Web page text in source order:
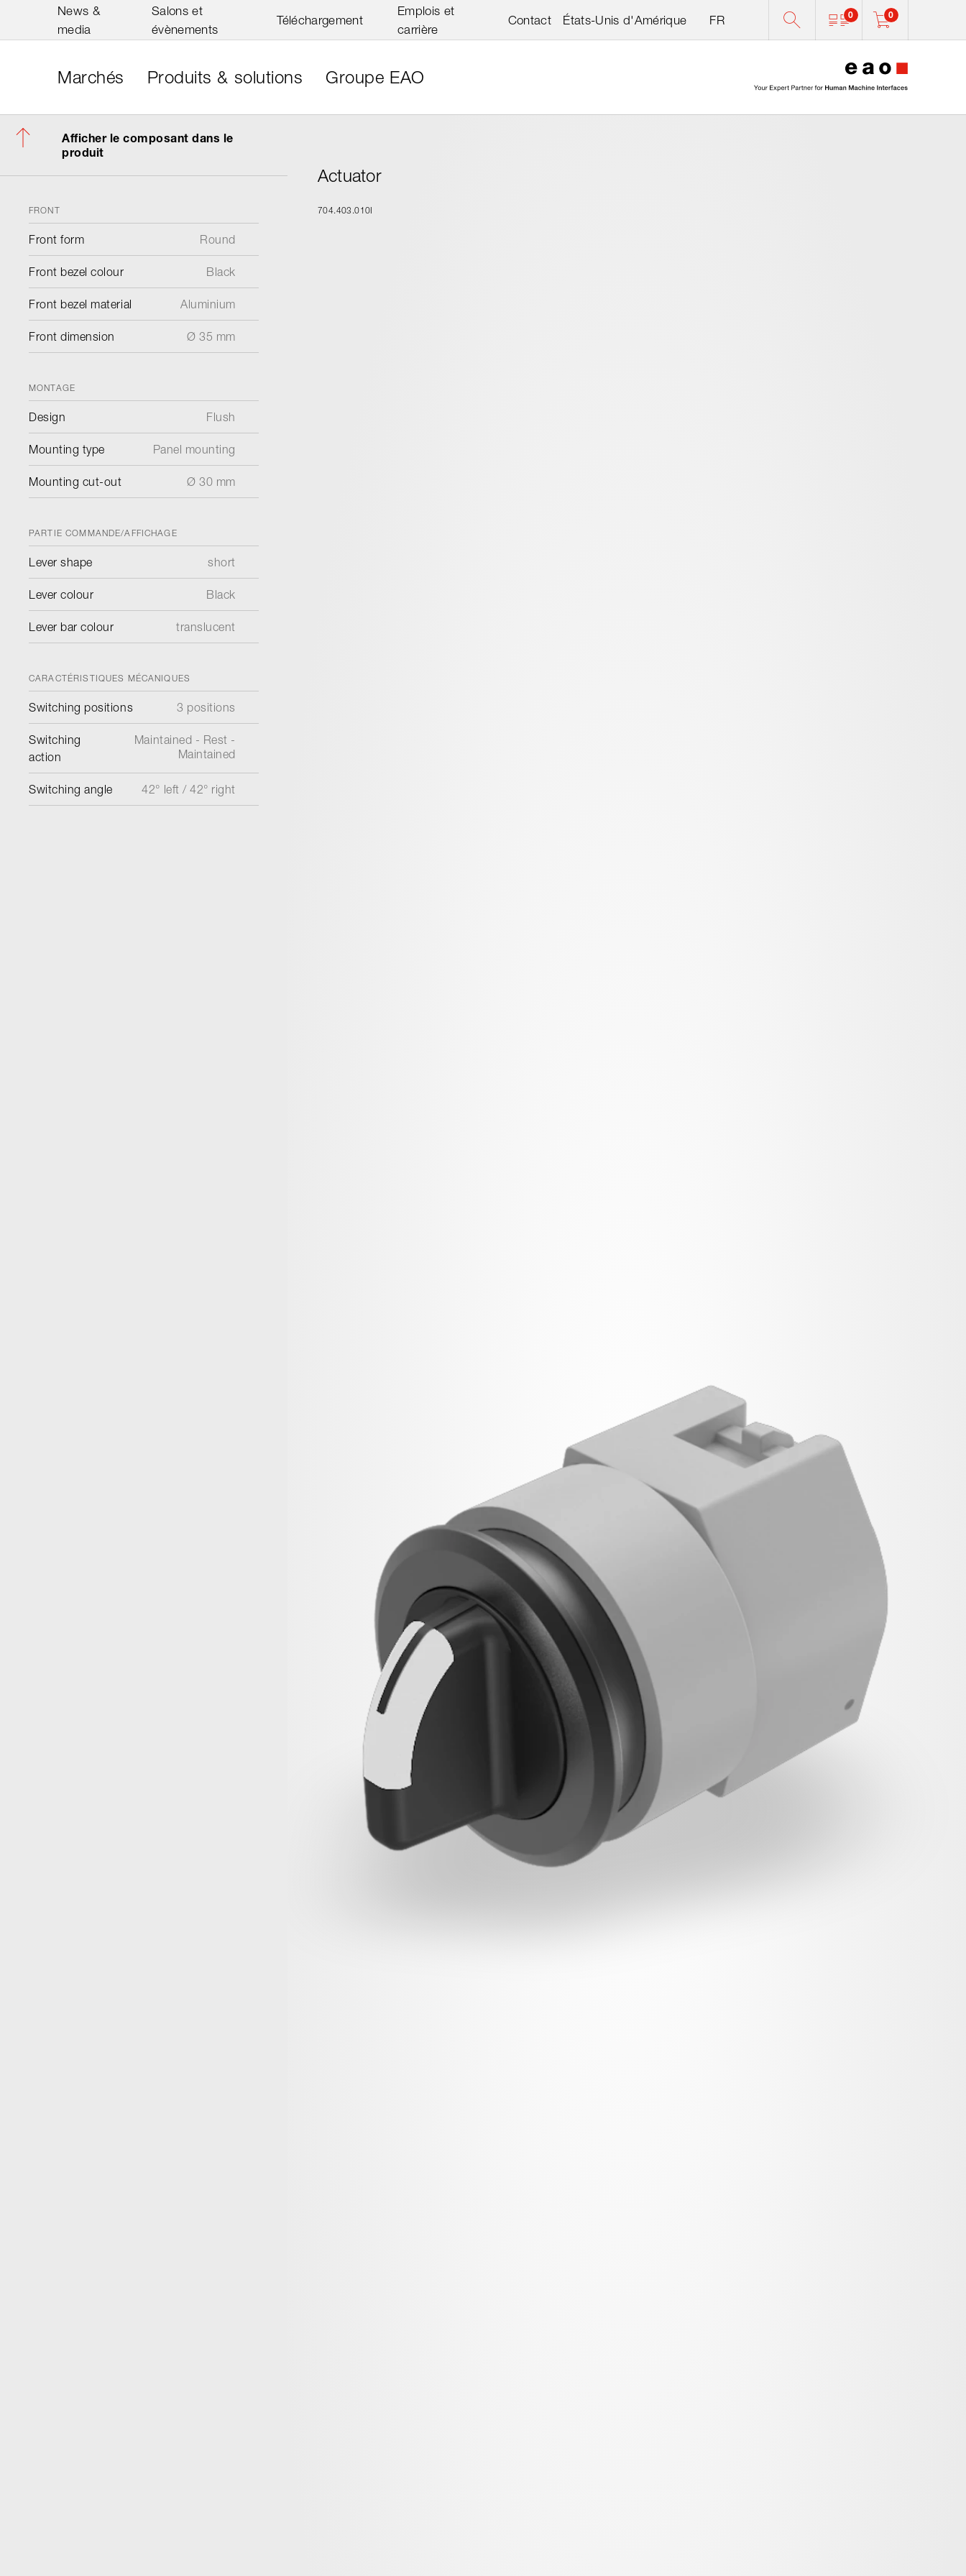
News &
media
Salons et
évènements
Téléchargement
Emplois et
carrière
Contact États-Unis d'Amérique FR 0 0
Marchés Produits & solutions Groupe EAO
Afficher le composant dans le
produit
FRONT
Front form Round
Front bezel colour Black
Front bezel material Aluminium
Front dimension Ø 35 mm
MONTAGE
Design Flush
Mounting type Panel mounting
Mounting cut-out Ø 30 mm
PARTIE COMMANDE/AFFICHAGE
Lever shape short
Lever colour Black
Lever bar colour translucent
CARACTÉRISTIQUES MÉCANIQUES
Switching positions 3 positions
Switching
action
Maintained - Rest -
Maintained
Switching angle 42° left / 42° right
Actuator
704.403.010I